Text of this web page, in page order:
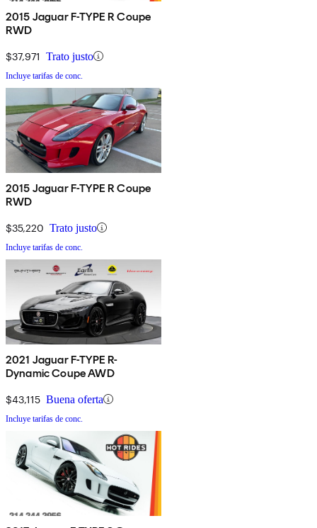
2015 Jaguar F-TYPE R Coupe
RWD
$37,971 Trato justo
Incluye tarifas de conc.
2015 Jaguar F-TYPE R Coupe
RWD
$35,220 Trato justo
Incluye tarifas de conc.
2021 Jaguar F-TYPE R-
Dynamic Coupe AWD
$43,115 Buena oferta
Incluye tarifas de conc.